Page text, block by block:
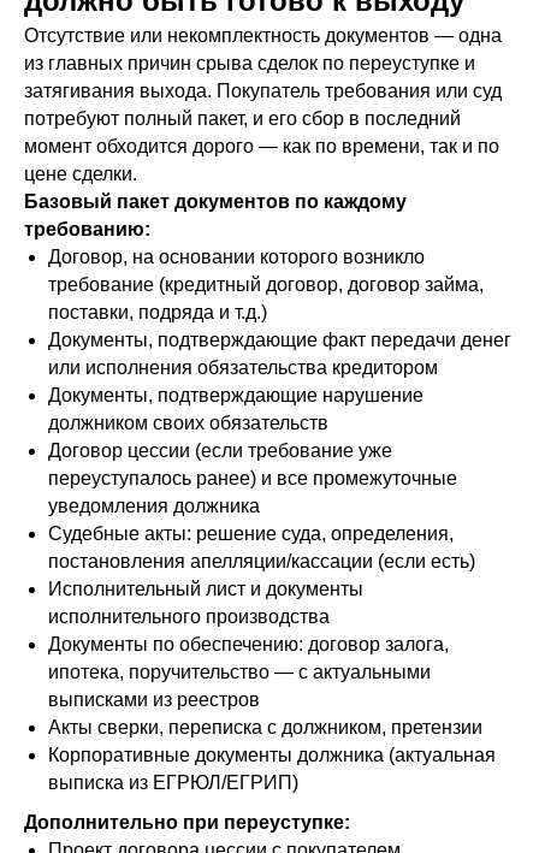
Отсутствие или некомплектность документов — одна
из главных причин срыва сделок по переуступке и
затягивания выхода. Покупатель требования или суд
потребуют полный пакет, и его сбор в последний
момент обходится дорого — как по времени, так и по
цене сделки.
Базовый пакет документов по каждому
требованию:
Договор, на основании которого возникло
требование (кредитный договор, договор займа,
поставки, подряда и т.д.)
Документы, подтверждающие факт передачи денег
или исполнения обязательства кредитором
Документы, подтверждающие нарушение
должником своих обязательств
Договор цессии (если требование уже
переуступалось ранее) и все промежуточные
уведомления должника
Судебные акты: решение суда, определения,
постановления апелляции/кассации (если есть)
Исполнительный лист и документы
исполнительного производства
Документы по обеспечению: договор залога,
ипотека, поручительство — с актуальными
выписками из реестров
Акты сверки, переписка с должником, претензии
Корпоративные документы должника (актуальная
выписка из ЕГРЮЛ/ЕГРИП)
Дополнительно при переуступке: